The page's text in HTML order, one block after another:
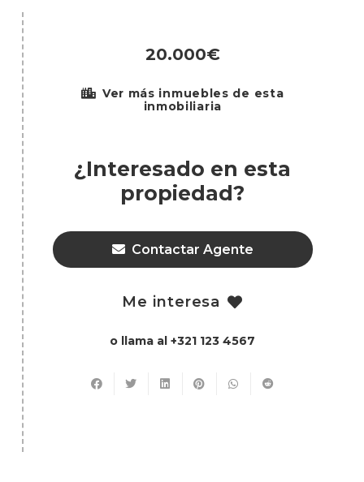
20.000€
Ver más inmuebles de esta
inmobiliaria
¿Interesado en esta
propiedad?
Contactar Agente
Me interesa
o llama al +321 123 4567